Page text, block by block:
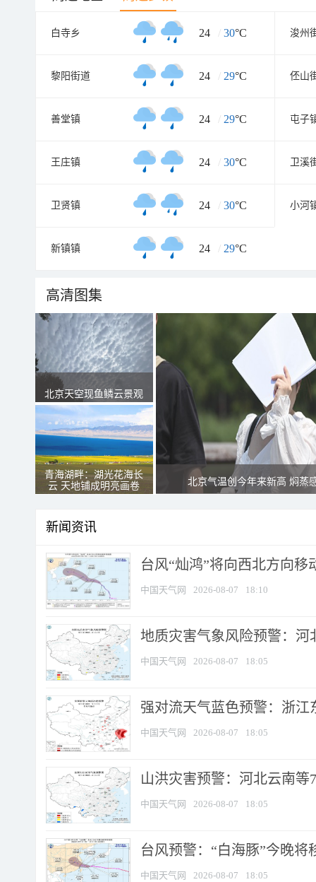
白寺乡 24 / 30°C 浚州
黎阳街道 24 / 29°C 伾山
善堂镇 24 / 29°C 屯子
王庄镇 24 / 30°C 卫溪
卫贤镇 24 / 30°C 小河
新镇镇 24 / 29°C
高清图集
北京天空现鱼鳞云景观
青海湖畔：湖光花海长
云 天地铺成明亮画卷
北京气温创今年来新高 焖蒸
新闻资讯
台风“灿鸿”将向西北方向移
中国天气网 2026-08-07 18:10
地质灾害气象风险预警：河
中国天气网 2026-08-07 18:05
强对流天气蓝色预警：浙江
中国天气网 2026-08-07 18:05
山洪灾害预警：河北云南
中国天气网 2026-08-07 18:05
台风预警：“白海豚”今晚将
中国天气网 2026-08-07 18:05